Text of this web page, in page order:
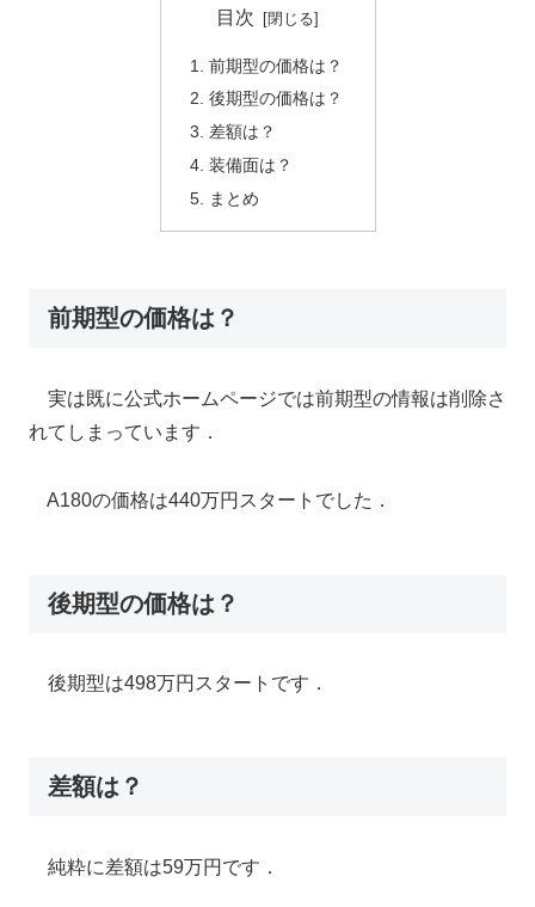
目次
前期型の価格は？
後期型の価格は？
差額は？
装備面は？
まとめ
前期型の価格は？
実は既に公式ホームページでは前期型の情報は削除さ
れてしまっています．
A180の価格は440万円スタートでした．
後期型の価格は？
後期型は498万円スタートです．
差額は？
純粋に差額は59万円です．